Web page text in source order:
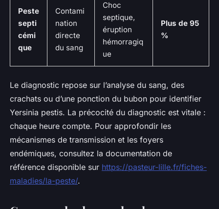
Peste
septi
cémi
que
Contami
nation
directe
du sang
Choc
septique,
éruption
hémorragiq
ue
Plus de 95
%
Le diagnostic repose sur l’analyse du sang, des
crachats ou d’une ponction du bubon pour identifier
Yersinia pestis. La précocité du diagnostic est vitale :
chaque heure compte. Pour approfondir les
mécanismes de transmission et les foyers
endémiques, consultez la documentation de
référence disponible sur https://pasteur-lille.fr/fiches-
maladies/la-peste/.